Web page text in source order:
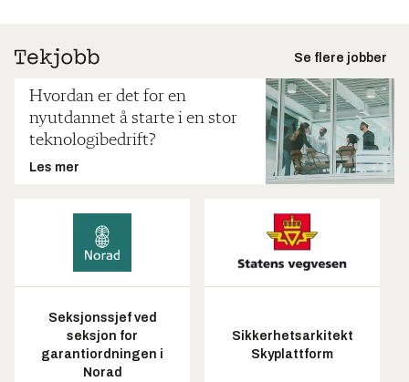
Se flere jobber
Hvordan er det for en
nyutdannet å starte i en stor
teknologibedrift?
Les mer
Seksjonssjef ved
seksjon for
garantiordningen i
Norad
Sikkerhetsarkitekt
Skyplattform